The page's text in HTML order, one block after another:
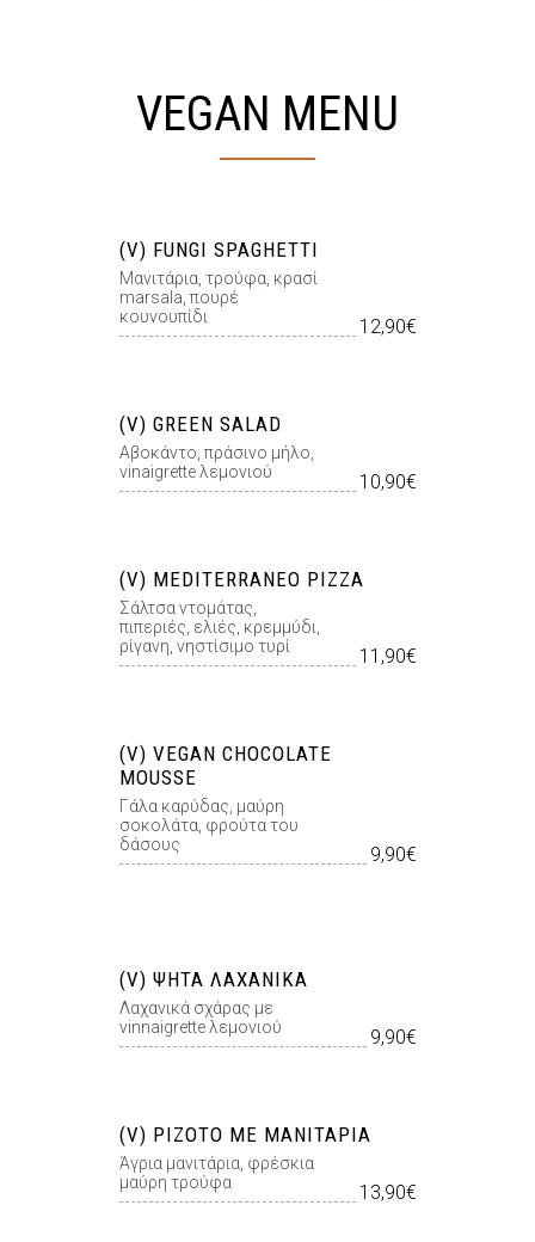
VEGAN MENU
(V) FUNGI SPAGHETTI
Μανιτάρια, τρούφα, κρασί
marsala, πουρέ
κουνουπίδι
12,90€
(V) GREEN SALAD
Αβοκάντο, πράσινο µήλο,
vinaigrette λεµονιού
10,90€
(V) MEDITERRANEO PIZZA
Σάλτσα ντοµάτας,
πιπεριές, ελιές, κρεµµύδι,
ρίγανη, νηστίσιμο τυρί
11,90€
(V) VEGAN CHOCOLATE
MOUSSE
Γάλα καρύδας, μαύρη
σοκολάτα, φρούτα του
δάσους
9,90€
(V) ΨΗΤΆ ΛΑΧΑΝΙΚΆ
Λαχανικά σχάρας με
vinnaigrette λεμονιού
9,90€
(V) ΡΙΖΌΤΟ ΜΕ ΜΑΝΙΤΆΡΙΑ
Άγρια μανιτάρια, φρέσκια
μαύρη τρούφα
13,90€